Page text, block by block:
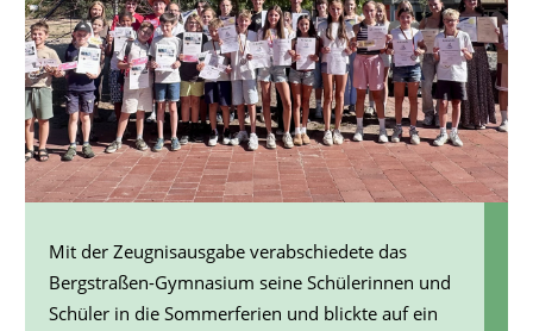
Mit der Zeugnisausgabe verabschiedete das
Bergstraßen-Gymnasium seine Schülerinnen und
Schüler in die Sommerferien und blickte auf ein